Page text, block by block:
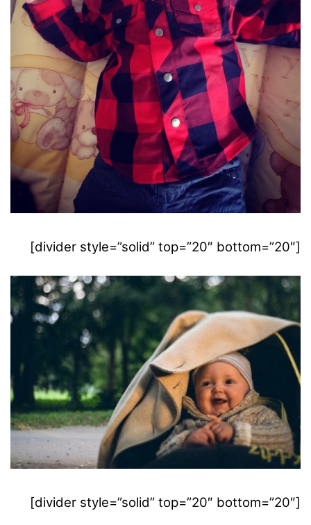
[divider style=”solid” top=”20″ bottom=”20″]
[divider style=”solid” top=”20″ bottom=”20″]